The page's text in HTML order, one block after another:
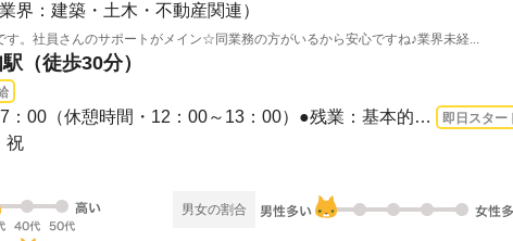
業界：建築・土木・不動産関連）
す。社員さんのサポートがメイン☆同業務の方がいるから安心ですね♪業界未経...
（徒歩30分）
長期 即日〜 / ●8：30～17：00（休憩時間・12：00～13：00）●残業：基本的になし（5～... 即日スター
祝
男女の割合